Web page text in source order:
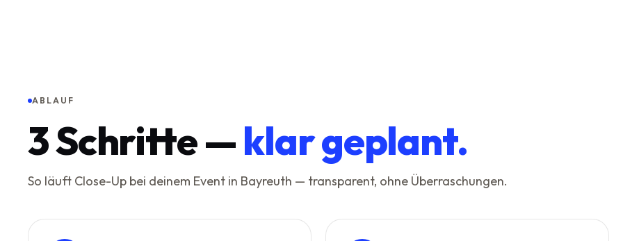
ABLAUF
3Schritte —klar geplant.
So läuft Close-Up bei deinem Event in Bayreuth — transparent, ohne Überraschungen.